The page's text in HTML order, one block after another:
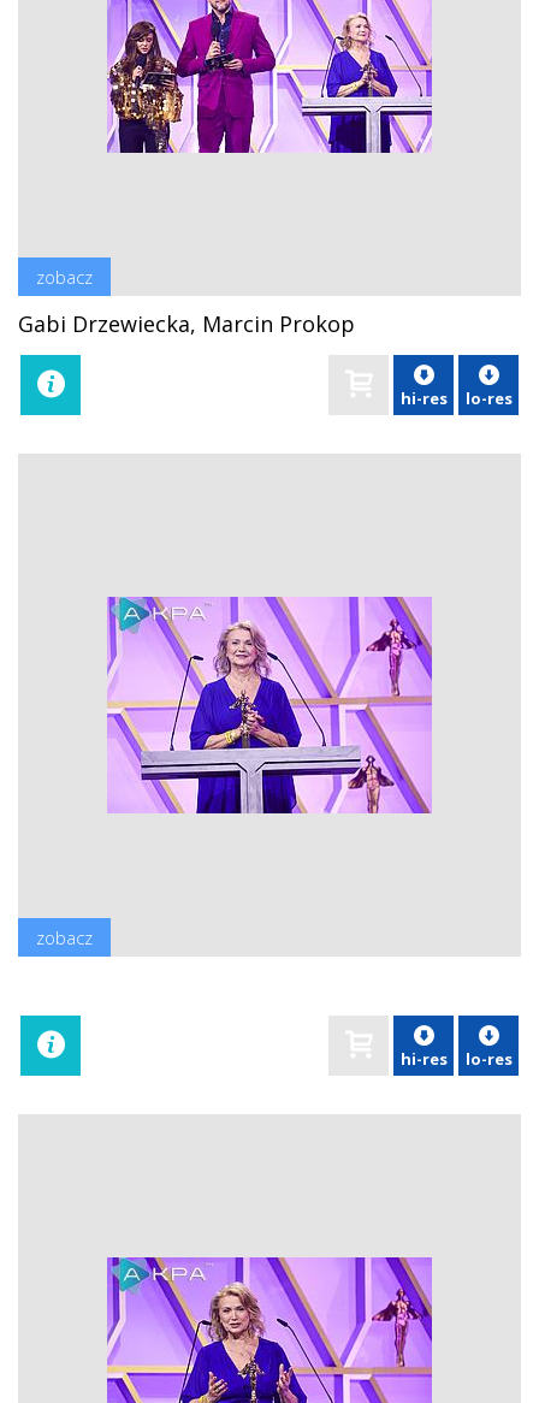
zobacz
Gabi Drzewiecka, Marcin Prokop
hi-res lo-res
zobacz
hi-res lo-res